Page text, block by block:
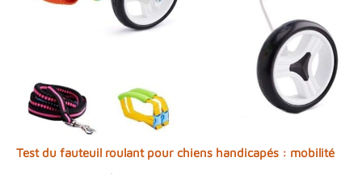
Test du fauteuil roulant pour chiens handicapés : mobilité